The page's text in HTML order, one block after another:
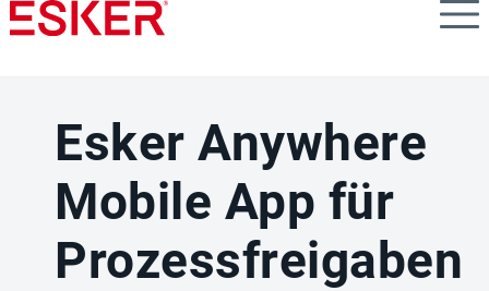
Skip
to
Esker Anywhere
Mobile App für
Prozessfreigaben